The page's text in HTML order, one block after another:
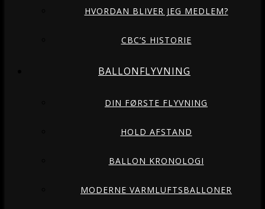
HVORDAN BLIVER JEG MEDLEM?
CBC’S HISTORIE
BALLONFLYVNING
DIN FØRSTE FLYVNING
HOLD AFSTAND
BALLON KRONOLOGI
MODERNE VARMLUFTSBALLONER